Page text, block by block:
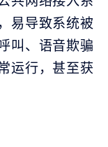
易导致系统被
叫、语音欺骗
运行，甚至获